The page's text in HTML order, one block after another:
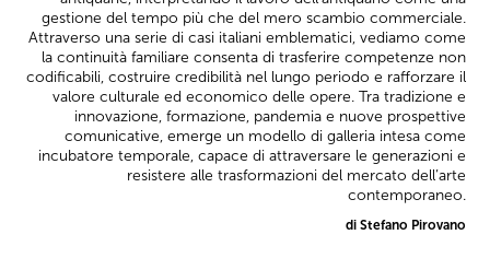
gestione del tempo più che del mero scambio commerciale.
Attraverso una serie di casi italiani emblematici, vediamo come
la continuità familiare consenta di trasferire competenze non
codificabili, costruire credibilità nel lungo periodo e rafforzare il
valore culturale ed economico delle opere. Tra tradizione e
innovazione, formazione, pandemia e nuove prospettive
comunicative, emerge un modello di galleria intesa come
incubatore temporale, capace di attraversare le generazioni e
resistere alle trasformazioni del mercato dell’arte
contemporaneo.
di Stefano Pirovano